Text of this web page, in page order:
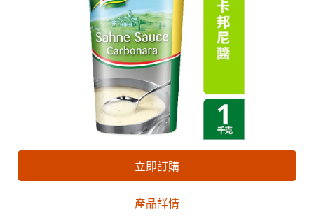
立即訂購
產品詳情